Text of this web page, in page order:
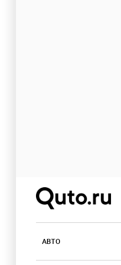
АВТО